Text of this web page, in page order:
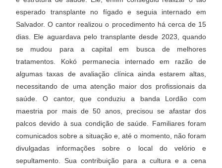
esperado transplante no fígado e seguia internado em
Salvador. O cantor realizou o procedimento há cerca de 15
dias. Ele aguardava pelo transplante desde 2023, quando
se mudou para a capital em busca de melhores
tratamentos. Kokó permanecia internado em razão de
algumas taxas de avaliação clínica ainda estarem altas,
necessitando de uma atenção maior dos profissionais da
saúde. O cantor, que conduziu a banda Lordão com
maestria por mais de 50 anos, precisou se afastar dos
palcos devido à sua condição de saúde. Familiares foram
comunicados sobre a situação e, até o momento, não foram
divulgadas informações sobre o local do velório e
sepultamento. Sua contribuição para a cultura e a cena